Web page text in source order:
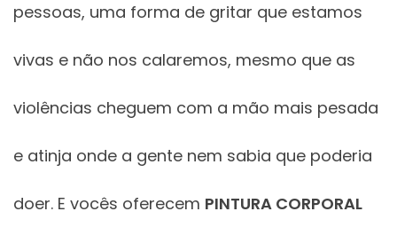
pessoas, uma forma de gritar que estamos
vivas e não nos calaremos, mesmo que as
violências cheguem com a mão mais pesada
e atinja onde a gente nem sabia que poderia
doer. E vocês oferecem PINTURA CORPORAL